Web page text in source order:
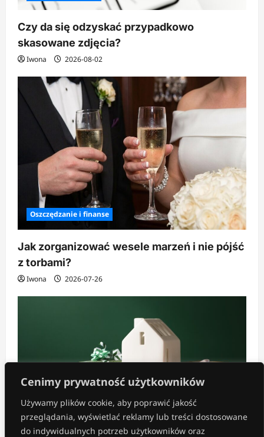
Cenimy prywatność użytkowników
Używamy plików cookie, aby poprawić jakość
przeglądania, wyświetlać reklamy lub treści dostosowane
do indywidualnych potrzeb użytkowników oraz
Czy da się odzyskać przypadkowo
skasowane zdjęcia?
Iwona 2026-08-02
Oszczędzanie i finanse
Jak zorganizować wesele marzeń i nie pójść
z torbami?
Iwona 2026-07-26
Inne